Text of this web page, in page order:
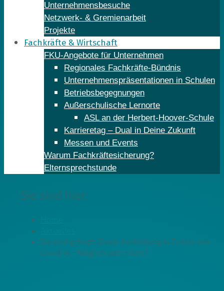
Unternehmensbesuche
Netzwerk- & Gremienarbeit
Projekte
Fachkräfte & Wirtschaft
FKU-Angebote für Unternehmen
Regionales Fachkräfte-Bündnis
Unternehmenspräsentationen in Schulen
Betriebsbegegnungen
Außerschulische Lernorte
ASL an der Herbert-Hoover-Schule
Karrieretag – Dual in Deine Zukunft
Messen und Events
Warum Fachkräftesicherung?
Elternsprechstunde
Sie sind hier:
Sie sind gefragt: Duale Ausbildung in Zeiten von
Covid-19 – Möglich oder nicht?